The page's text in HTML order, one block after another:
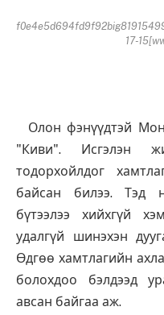
17-
Олон фэнүүдтэй
"Киви". Исгэлэн
тодорхойлдог
байсан билээ. Тэд
бүтээлээ хийхгүй
удалгүй шинэхэн
Өдгөө хамтлагийн
болохдоо бэлдээд
авсан байгаа аж.